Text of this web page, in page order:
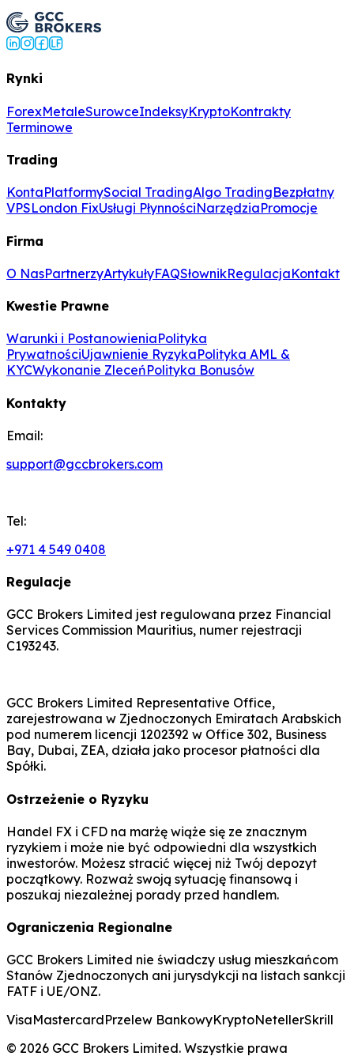
Rynki
ForexMetaleSurowceIndeksyKryptoKontrakty
Terminowe
Trading
KontaPlatformySocial TradingAlgo TradingBezpłatny
VPSLondon FixUsługi PłynnościNarzędziaPromocje
Firma
O NasPartnerzyArtykułyFAQSłownikRegulacjaKontakt
Kwestie Prawne
Warunki i PostanowieniaPolityka
PrywatnościUjawnienie RyzykaPolityka AML &
KYCWykonanie ZleceńPolityka Bonusów
Kontakty
Email:
support@gccbrokers.com
Tel:
+971 4 549 0408
Regulacje
GCC Brokers Limited jest regulowana przez Financial
Services Commission Mauritius, numer rejestracji
C193243.
GCC Brokers Limited Representative Office,
zarejestrowana w Zjednoczonych Emiratach Arabskich
pod numerem licencji 1202392 w Office 302, Business
Bay, Dubai, ZEA, działa jako procesor płatności dla
Spółki.
Ostrzeżenie o Ryzyku
Handel FX i CFD na marżę wiąże się ze znacznym
ryzykiem i może nie być odpowiedni dla wszystkich
inwestorów. Możesz stracić więcej niż Twój depozyt
początkowy. Rozważ swoją sytuację finansową i
poszukaj niezależnej porady przed handlem.
Ograniczenia Regionalne
GCC Brokers Limited nie świadczy usług mieszkańcom
Stanów Zjednoczonych ani jurysdykcji na listach sankcji
FATF i UE/ONZ.
VisaMastercardPrzelew BankowyKryptoNetellerSkrill
© 2026 GCC Brokers Limited. Wszystkie prawa